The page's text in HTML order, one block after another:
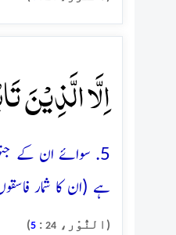
اِلَّا الَّذِیۡنَ
5. سوائے ان کے
ہے (ان کا شمار
(النُّوْر، 24
:
5
)